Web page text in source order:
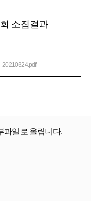
소집결과
파일로 올립니다.